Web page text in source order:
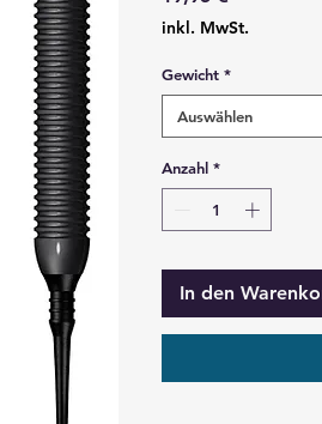
inkl. MwSt.
Gewicht *
Auswählen
Anzahl *
In den